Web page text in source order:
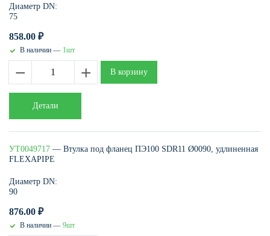
Детали
Диаметр DN:
75
858.00 ₽
В наличии — 1шт
− + В корзину
УТ0049717 — Втулка под фланец ПЭ100 SDR11 Ø0090, удлиненная
FLEXAPIPE
Диаметр DN:
90
876.00 ₽
В наличии — 9шт